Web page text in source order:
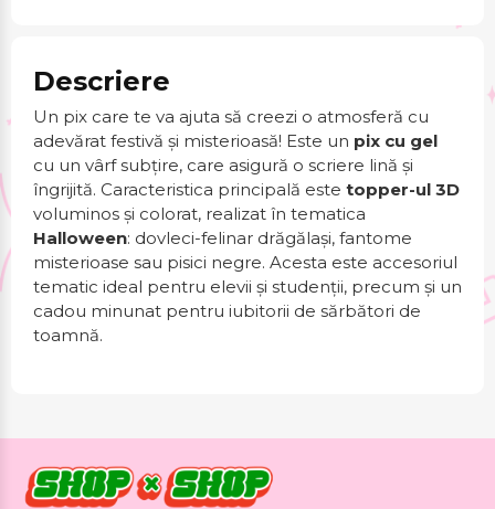
Descriere
Un pix care te va ajuta să creezi o atmosferă cu
adevărat festivă și misterioasă! Este un pix cu gel
cu un vârf subțire, care asigură o scriere lină și
îngrijită. Caracteristica principală este topper-ul 3D
voluminos și colorat, realizat în tematica
Halloween: dovleci-felinar drăgălași, fantome
misterioase sau pisici negre. Acesta este accesoriul
tematic ideal pentru elevii și studenții, precum și un
cadou minunat pentru iubitorii de sărbători de
toamnă.